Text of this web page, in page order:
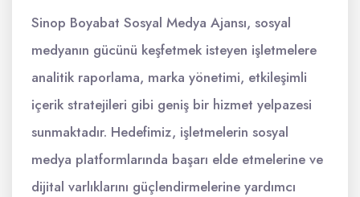
Sinop Boyabat Sosyal Medya Ajansı, sosyal
medyanın gücünü keşfetmek isteyen işletmelere
analitik raporlama, marka yönetimi, etkileşimli
içerik stratejileri gibi geniş bir hizmet yelpazesi
sunmaktadır. Hedefimiz, işletmelerin sosyal
medya platformlarında başarı elde etmelerine ve
dijital varlıklarını güçlendirmelerine yardımcı